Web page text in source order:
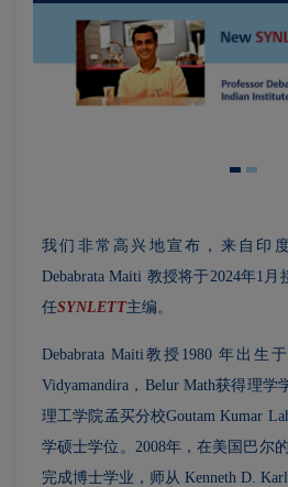
我们非常高兴地宣布，来自印
Debabrata Maiti 教授将于2024年1月
任SYNLETT主编。
Debabrata Maiti教授1980 年出生
Vidyamandira，Belur Math获得理学
理工学院孟买分校Goutam Kumar
学硕士学位。2008年，在美国巴尔
完成博士学业，师从 Kenneth D.